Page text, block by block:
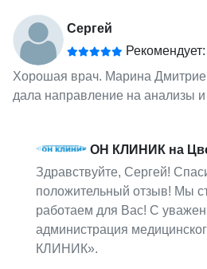
Сергей
Хорошая врач. Марина
дала направление на анализы
ОН КЛИНИК на
Здравствуйте, Сергей!
положительный отзыв! Мы
работаем для Вас! С
администрация
КЛИНИК».